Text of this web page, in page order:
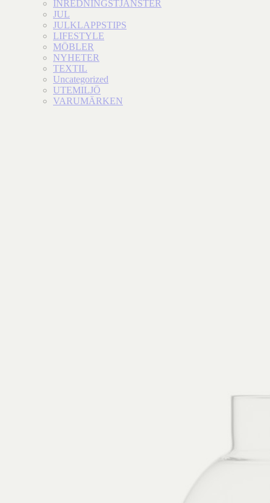
INREDNINGSTJÄNSTER
JUL
JULKLAPPSTIPS
LIFESTYLE
MÖBLER
NYHETER
TEXTIL
Uncategorized
UTEMILJÖ
VARUMÄRKEN